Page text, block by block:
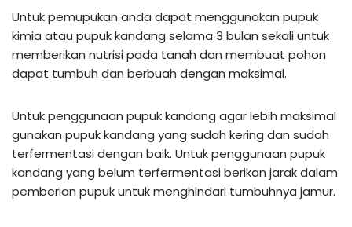
Untuk pemupukan anda dapat menggunakan pupuk
kimia atau pupuk kandang selama 3 bulan sekali untuk
memberikan nutrisi pada tanah dan membuat pohon
dapat tumbuh dan berbuah dengan maksimal.
Untuk penggunaan pupuk kandang agar lebih maksimal
gunakan pupuk kandang yang sudah kering dan sudah
terfermentasi dengan baik. Untuk penggunaan pupuk
kandang yang belum terfermentasi berikan jarak dalam
pemberian pupuk untuk menghindari tumbuhnya jamur.